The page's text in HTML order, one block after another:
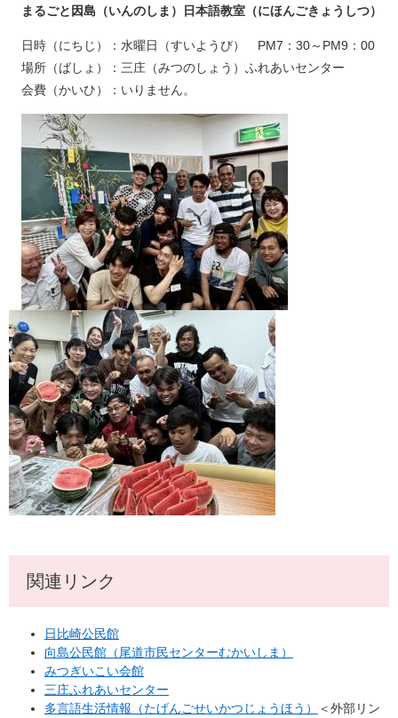
まるごと因島（いんのしま）日本語教室（にほんごきょうしつ）
日時（にちじ）：水曜日（すいようび） PM7：30～PM9：00
場所（ばしょ）：三庄（みつのしょう）ふれあいセンター
会費（かいひ）：いりません。
関連リンク
日比崎公民館
向島公民館（尾道市民センターむかいしま）
みつぎいこい会館
三庄ふれあいセンター
多言語生活情報（たげんごせいかつじょうほう）
＜外部リン